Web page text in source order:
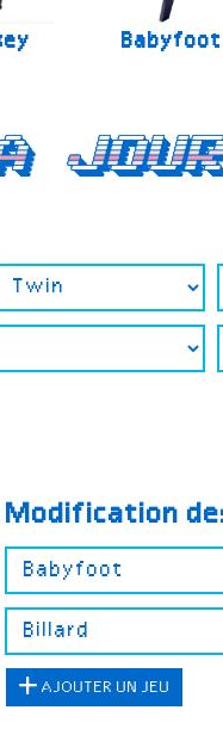
Babyfoot
jour
Modification
AJOUTER UN JEU